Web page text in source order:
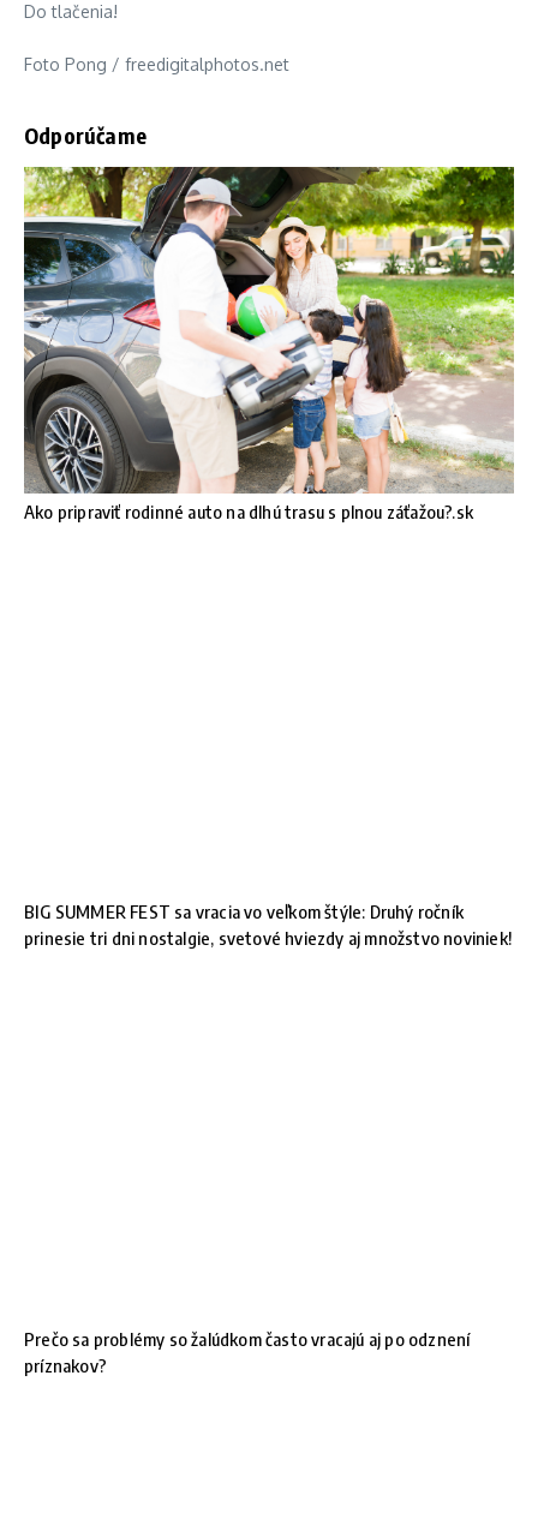
Do tlačenia!
Foto Pong / freedigitalphotos.net
Odporúčame
Ako pripraviť rodinné auto na dlhú trasu s plnou záťažou?.sk
BIG SUMMER FEST sa vracia vo veľkom štýle: Druhý ročník
prinesie tri dni nostalgie, svetové hviezdy aj množstvo noviniek!
Prečo sa problémy so žalúdkom často vracajú aj po odznení
príznakov?